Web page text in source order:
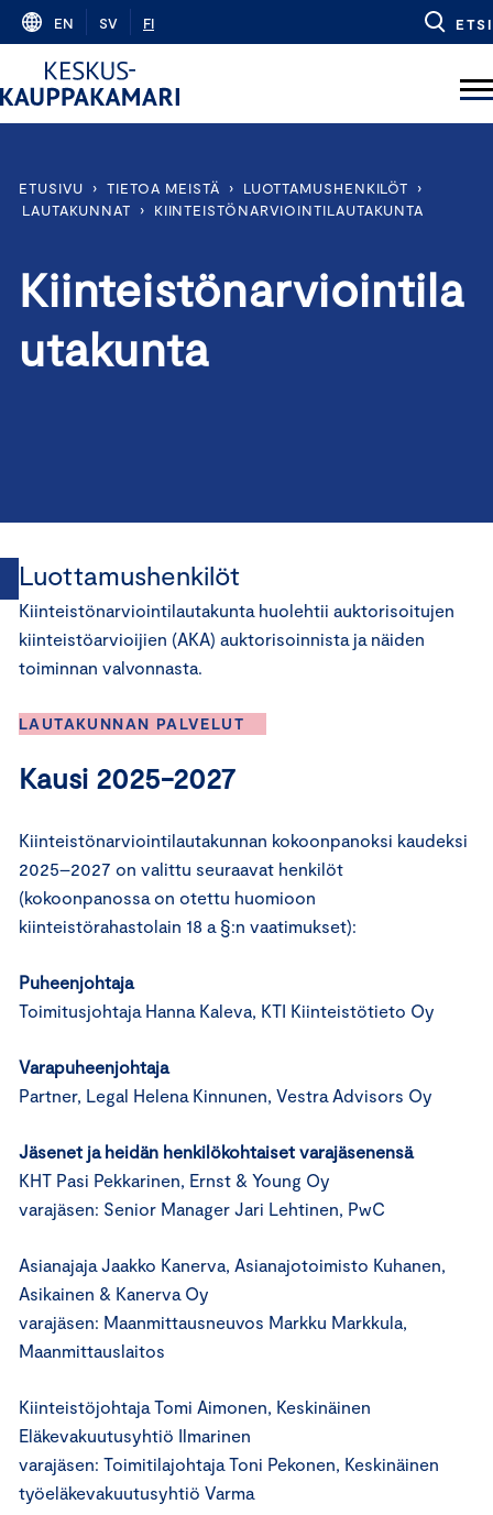
Skip
content
EN SV FI ETSI
ETUSIVU › TIETOA MEISTÄ › LUOTTAMUSHENKILÖT
›
LAUTAKUNNAT
› KIINTEISTÖNARVIOINTILAUTAKUNTA
Kiinteistönarviointila
utakunta
Luottamushenkilöt
Kiinteistönarviointilautakunta huolehtii auktorisoitujen
kiinteistöarvioijien (AKA) auktorisoinnista ja näiden
toiminnan valvonnasta.
LAUTAKUNNAN PALVELUT
Kausi 2025-2027
Kiinteistönarviointilautakunnan kokoonpanoksi kaudeksi
2025–2027 on valittu seuraavat henkilöt
(kokoonpanossa on otettu huomioon
kiinteistörahastolain 18 a §:n vaatimukset):
Puheenjohtaja
Toimitusjohtaja Hanna Kaleva, KTI Kiinteistötieto Oy
Varapuheenjohtaja
Partner, Legal Helena Kinnunen, Vestra Advisors Oy
Jäsenet ja heidän henkilökohtaiset varajäsenensä
KHT Pasi Pekkarinen, Ernst & Young Oy
varajäsen: Senior Manager Jari Lehtinen, PwC
Asianajaja Jaakko Kanerva, Asianajotoimisto Kuhanen,
Asikainen & Kanerva Oy
varajäsen: Maanmittausneuvos Markku Markkula,
Maanmittauslaitos
Kiinteistöjohtaja Tomi Aimonen, Keskinäinen
Eläkevakuutusyhtiö Ilmarinen
varajäsen: Toimitilajohtaja Toni Pekonen, Keskinäinen
työeläkevakuutusyhtiö Varma